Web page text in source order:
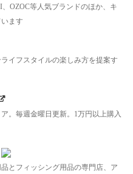
OZOC等人気ブランドのほか、キ
ます
イフスタイルの楽しみ方を提案す
。毎週金曜日更新。1万円以上購入
とフィッシング用品の専門店、ア